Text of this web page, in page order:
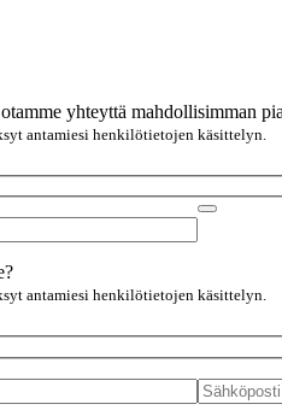
yhteyttä mahdollisimman
antamiesi henkilötietojen käsittelyn.
antamiesi henkilötietojen käsittelyn.